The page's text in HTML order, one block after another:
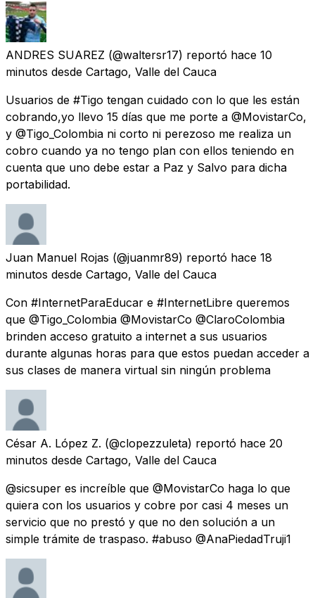
ANDRES SUAREZ (@waltersr17) reportó hace 10
minutos desde Cartago, Valle del Cauca
Usuarios de #Tigo tengan cuidado con lo que les están
cobrando,yo llevo 15 días que me porte a @MovistarCo,
y @Tigo_Colombia ni corto ni perezoso me realiza un
cobro cuando ya no tengo plan con ellos teniendo en
cuenta que uno debe estar a Paz y Salvo para dicha
portabilidad.
Juan Manuel Rojas (@juanmr89) reportó hace 18
minutos desde Cartago, Valle del Cauca
Con #InternetParaEducar e #InternetLibre queremos
que @Tigo_Colombia @MovistarCo @ClaroColombia
brinden acceso gratuito a internet a sus usuarios
durante algunas horas para que estos puedan acceder a
sus clases de manera virtual sin ningún problema
César A. López Z. (@clopezzuleta) reportó hace 20
minutos desde Cartago, Valle del Cauca
@sicsuper es increíble que @MovistarCo haga lo que
quiera con los usuarios y cobre por casi 4 meses un
servicio que no prestó y que no den solución a un
simple trámite de traspaso. #abuso @AnaPiedadTruji1